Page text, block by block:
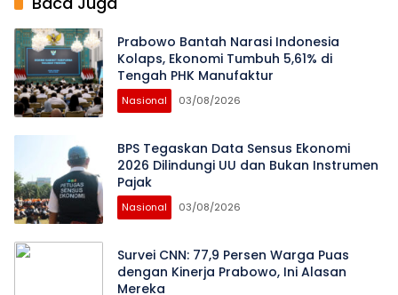
Prabowo Bantah Narasi Indonesia
Kolaps, Ekonomi Tumbuh 5,61% di
Tengah PHK Manufaktur
Nasional 03/08/2026
BPS Tegaskan Data Sensus Ekonomi
2026 Dilindungi UU dan Bukan Instrumen
Pajak
Nasional 03/08/2026
Survei CNN: 77,9 Persen Warga Puas
dengan Kinerja Prabowo, Ini Alasan
Mereka